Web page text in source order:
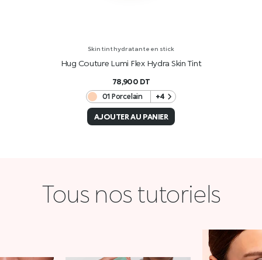
Skin tint hydratante en stick
Hug Couture Lumi Flex Hydra Skin Tint
78,900 DT
01 Porcelain
+4
AJOUTER AU PANIER
Tous nos tutoriels